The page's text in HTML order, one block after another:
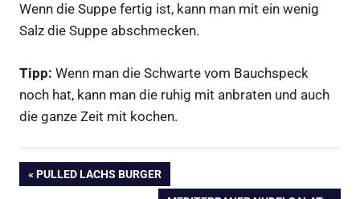
Wenn die Suppe fertig ist, kann man mit ein wenig
Salz die Suppe abschmecken.
Tipp: Wenn man die Schwarte vom Bauchspeck
noch hat, kann man die ruhig mit anbraten und auch
die ganze Zeit mit kochen.
Beitragsnavigation
VORHERIGER
PULLED LACHS BURGER